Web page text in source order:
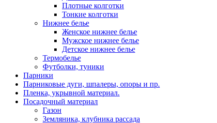
Плотные колготки
Тонкие колготки
Нижнее белье
Женское нижнее белье
Мужское нижнее белье
Детское нижнее белье
Термобелье
Футболки, туники
Парники
Парниковые дуги, шпалеры, опоры и пр.
Пленка, укрывной материал.
Посадочный материал
Газон
Земляника, клубника рассада